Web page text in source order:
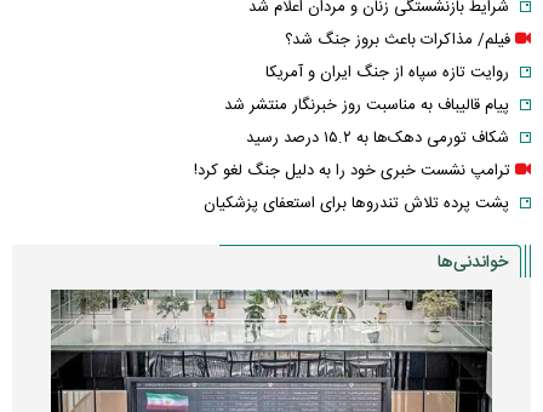
شرایط بازنشستگی زنان و مردان اعلام شد
فیلم/ مذاکرات باعث بروز جنگ شد؟
روایت تازه سپاه از جنگ ایران و آمریکا
پیام قالیباف به مناسبت روز خبرنگار منتشر شد
شکاف تورمی دهک‌ها به ۱۵.۲ درصد رسید
ترامپ نشست خبری خود را به دلیل جنگ لغو کرد!
پشت پرده تلاش تندروها برای استعفای پزشکیان
خواندنی‌ها